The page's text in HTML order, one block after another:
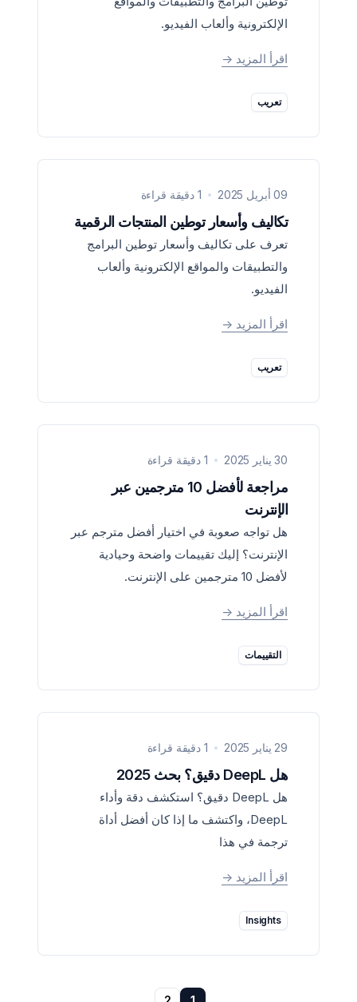
الإلكترونية وألعاب الفيديو.
اقرأ المزيد ->
تعريب
09 أبريل 2025 1 دقيقة قراءة
تكاليف وأسعار توطين المنتجات الرقمية
تعرف على تكاليف وأسعار توطين البرامج
والتطبيقات والمواقع الإلكترونية وألعاب
الفيديو.
اقرأ المزيد ->
تعريب
30 يناير 2025 1 دقيقة قراءة
مراجعة لأفضل 10 مترجمين عبر
الإنترنت
هل تواجه صعوبة في اختيار أفضل مترجم عبر
الإنترنت؟ إليك تقييمات واضحة وحيادية
لأفضل 10 مترجمين على الإنترنت.
اقرأ المزيد ->
التقييمات
29 يناير 2025 1 دقيقة قراءة
هل DeepL دقيق؟ بحث 2025
هل DeepL دقيق؟ استكشف دقة وأداء
DeepL، واكتشف ما إذا كان أفضل أداة
ترجمة في هذا
اقرأ المزيد ->
Insights